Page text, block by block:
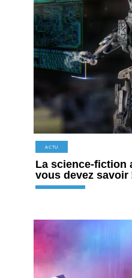
ACTU
La science-fiction
vous devez savoir